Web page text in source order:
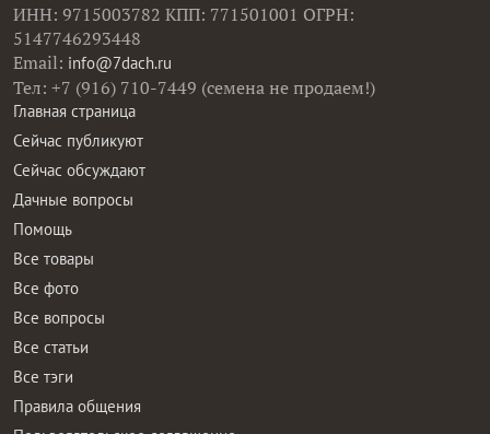
ИНН: 9715003782 КПП: 771501001 ОГРН:
5147746293448
Email: info@7dach.ru
Тел: +7 (916) 710-7449 (семена не продаем!)
Главная страница
Сейчас публикуют
Сейчас обсуждают
Дачные вопросы
Помощь
Все товары
Все фото
Все вопросы
Все статьи
Все тэги
Правила общения